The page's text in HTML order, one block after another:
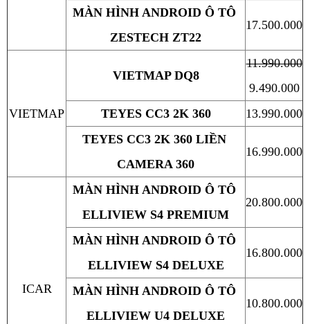
MÀN HÌNH ANDROID Ô TÔ
ZESTECH ZT22
17.500.000
VIETMAP
VIETMAP DQ8
11.990.000
9.490.000
TEYES CC3 2K 360
13.990.000
TEYES CC3 2K 360 LIỀN
CAMERA 360
16.990.000
ICAR
MÀN HÌNH ANDROID Ô TÔ
ELLIVIEW S4 PREMIUM
20.800.000
MÀN HÌNH ANDROID Ô TÔ
ELLIVIEW S4 DELUXE
16.800.000
MÀN HÌNH ANDROID Ô TÔ
ELLIVIEW U4 DELUXE
10.800.000